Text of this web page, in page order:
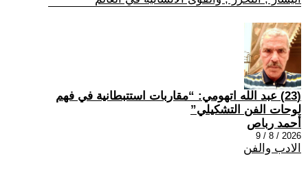
(23) عبد الله اتهومي: “مقاربات استتبطانية في فهم
لوحات الفن التشكيلي”
أحمد رباص
2026 / 8 / 9
الادب والفن